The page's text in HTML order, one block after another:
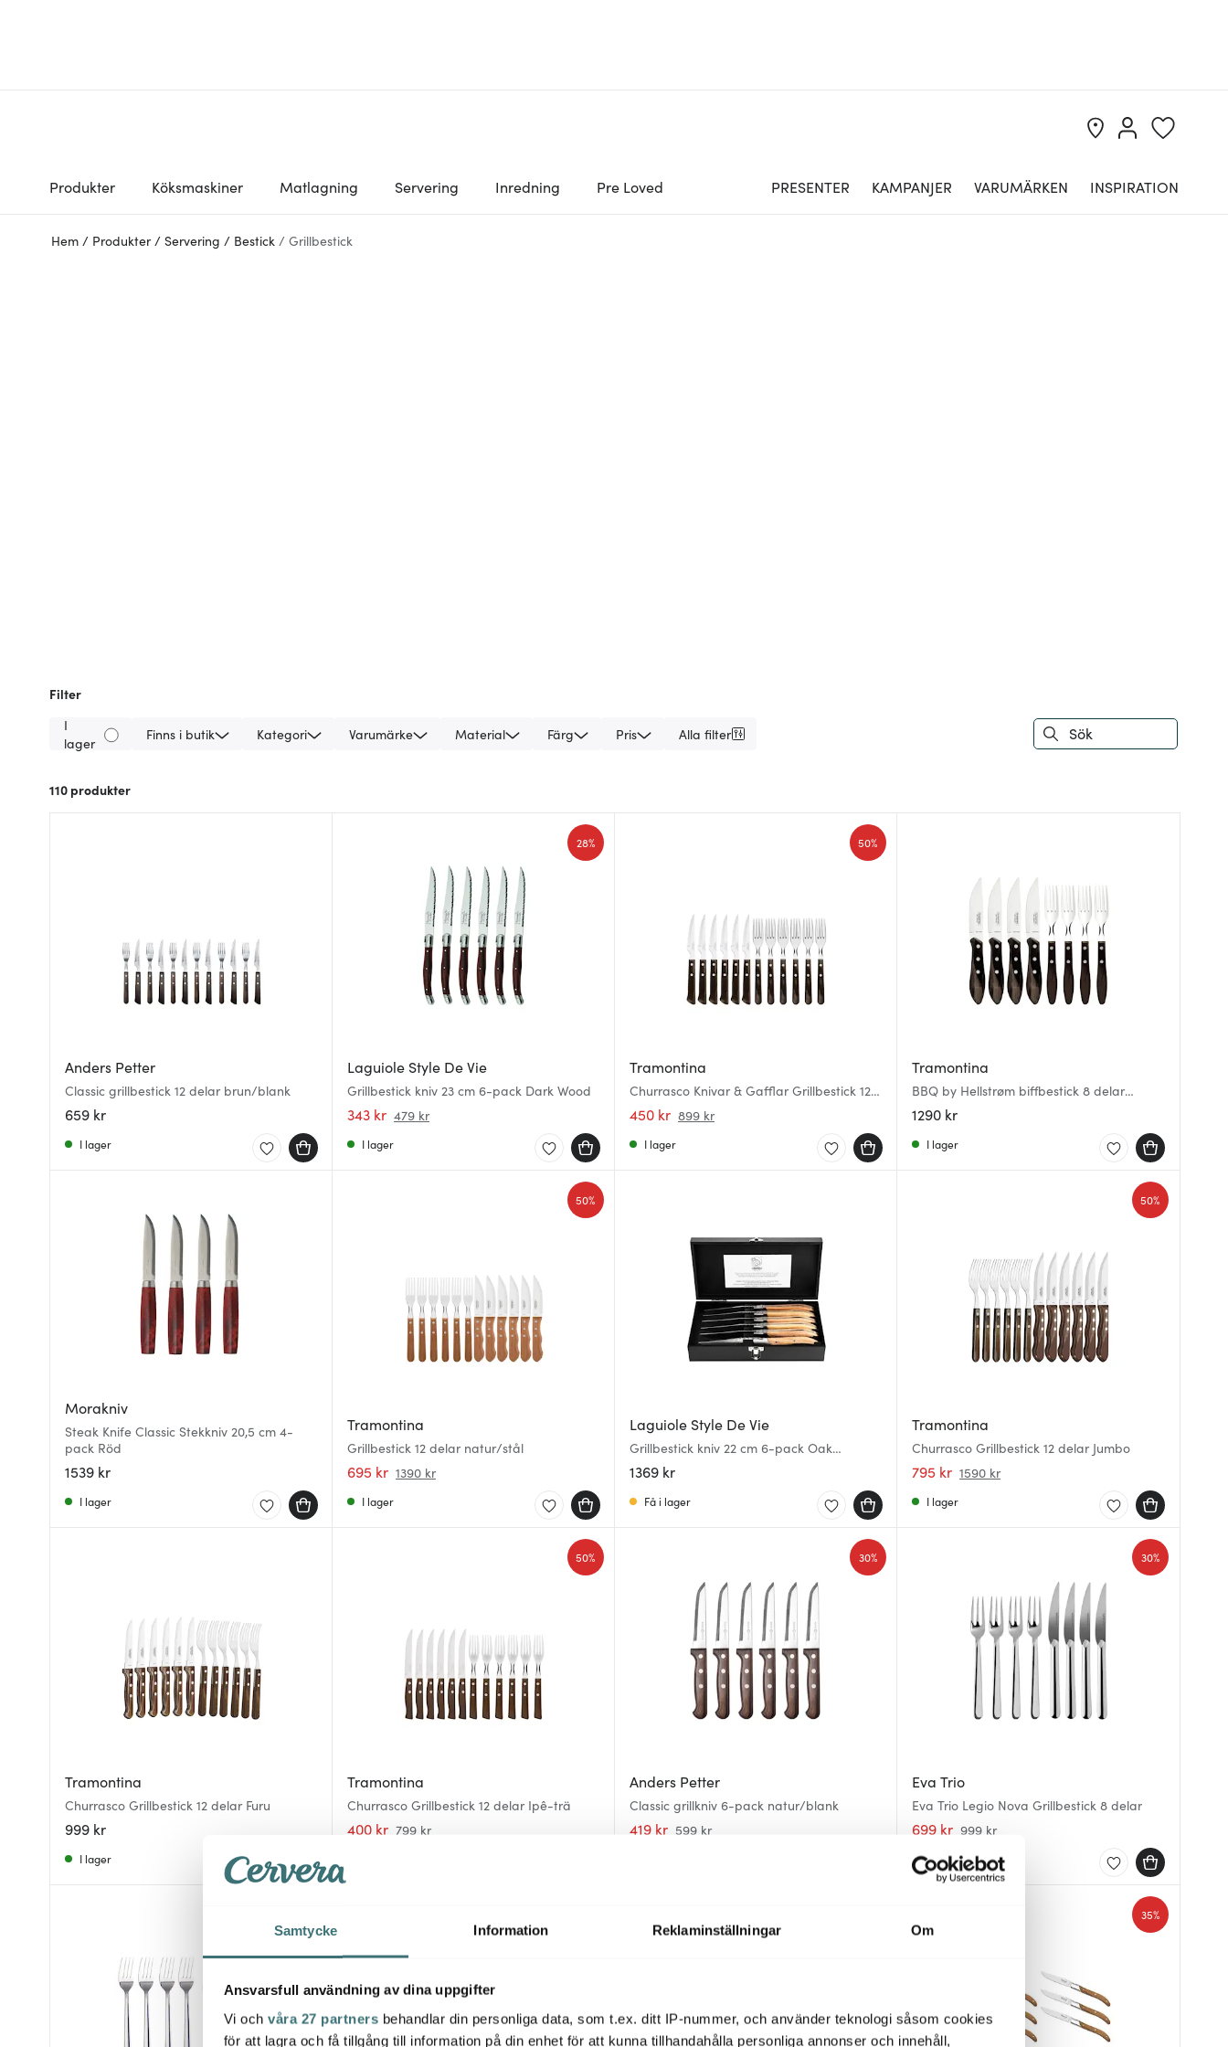
Samtycke Information Reklaminställningar Om
Ansvarsfull användning av dina uppgifter
Vi och våra 27 partners behandlar din personliga data, som t.ex. ditt IP-nummer, och använder teknologi såsom cookies
för att lagra och få tillgång till information på din enhet för att kunna tillhandahålla personliga annonser och innehåll,
Produkter Köksmaskiner Matlagning Servering Inredning Pre Loved PRESENTER KAMPANJER VARUMÄRKEN INSPIRATION
Hem / Produkter / Servering / Bestick / Grillbestick
Filter
I
lager
Finns i butik Kategori Varumärke Material Färg Pris Alla filter
110 produkter
Anders Petter
Classic grillbestick 12 delar brun/blank
659 kr
I lager
Laguiole Style De Vie
Grillbestick kniv 23 cm 6-pack Dark Wood
343 kr 479 kr
28%
I lager
Tramontina
Churrasco Knivar & Gafflar Grillbestick 12
delar
450 kr 899 kr
50%
I lager
Tramontina
BBQ by Hellstrøm biffbestick 8 delar
mörkbrunt
1290 kr
I lager
Morakniv
Steak Knife Classic Stekkniv 20,5 cm 4-
pack Röd
1539 kr
I lager
Tramontina
Grillbestick 12 delar natur/stål
695 kr 1390 kr
50%
I lager
Laguiole Style De Vie
Grillbestick kniv 22 cm 6-pack Oak
Stonewash
1369 kr
Få i lager
Tramontina
Churrasco Grillbestick 12 delar Jumbo
795 kr 1590 kr
50%
I lager
Tramontina
Churrasco Grillbestick 12 delar Furu
999 kr
I lager
Tramontina
Churrasco Grillbestick 12 delar Ipê-trä
400 kr 799 kr
50%
Anders Petter
Classic grillkniv 6-pack natur/blank
419 kr 599 kr
30%
Eva Trio
Eva Trio Legio Nova Grillbestick 8 delar
699 kr 999 kr
30%
Få i lager
35%